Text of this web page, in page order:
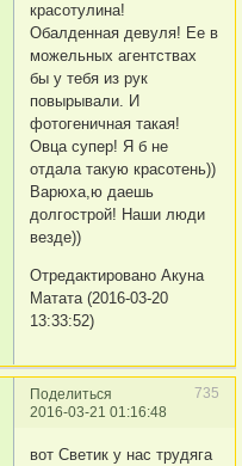
красотулина!
Обалденная девуля! Ее в
можельных агентствах
бы у тебя из рук
повырывали. И
фотогеничная такая!
Овца супер! Я б не
отдала такую красотень))
Варюха,ю даешь
долгострой! Наши люди
везде))
Отредактировано Акуна
Матата (2016-03-20
13:33:52)
Поделиться
735
2016-03-21 01:16:48
вот Светик у нас трудяга